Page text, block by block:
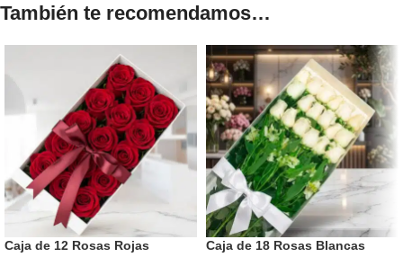
También te recomendamos…
Caja de 12 Rosas Rojas Caja de 18 Rosas Blancas